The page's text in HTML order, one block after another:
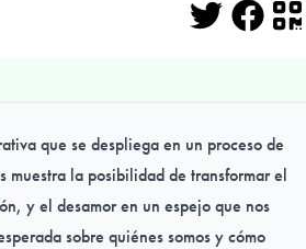
que se despliega en un proceso de
muestra la posibilidad de transformar el
y el desamor en un espejo que nos
sobre quiénes somos y cómo